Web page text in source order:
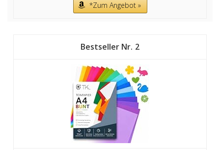
*Zum Angebot »
2